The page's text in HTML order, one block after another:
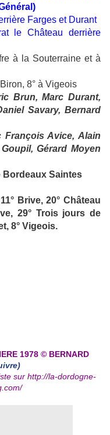
Farges et Durant
le Château derrière
à la Souterraine et à
8° à Vigeois
Brun, Marc Durant,
Savary, Bernard
François Avice, Alain
Gérard Moyen
Bordeaux Saintes
Brive, 20° Château
29° Trois jours de
8° Vigeois.
1978 © BERNARD
sur http://la-dordogne-